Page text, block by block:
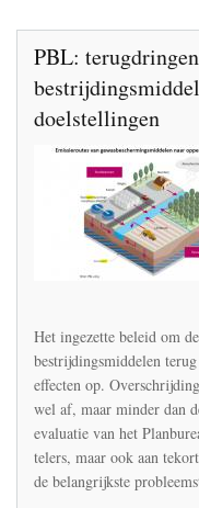
PBL:
doelstellingen
Het ingezette beleid om
bestrijdingsmiddelen
effecten op.
wel af, maar minder dan
evaluatie van het
telers, maar ook aan
de belangrijkste